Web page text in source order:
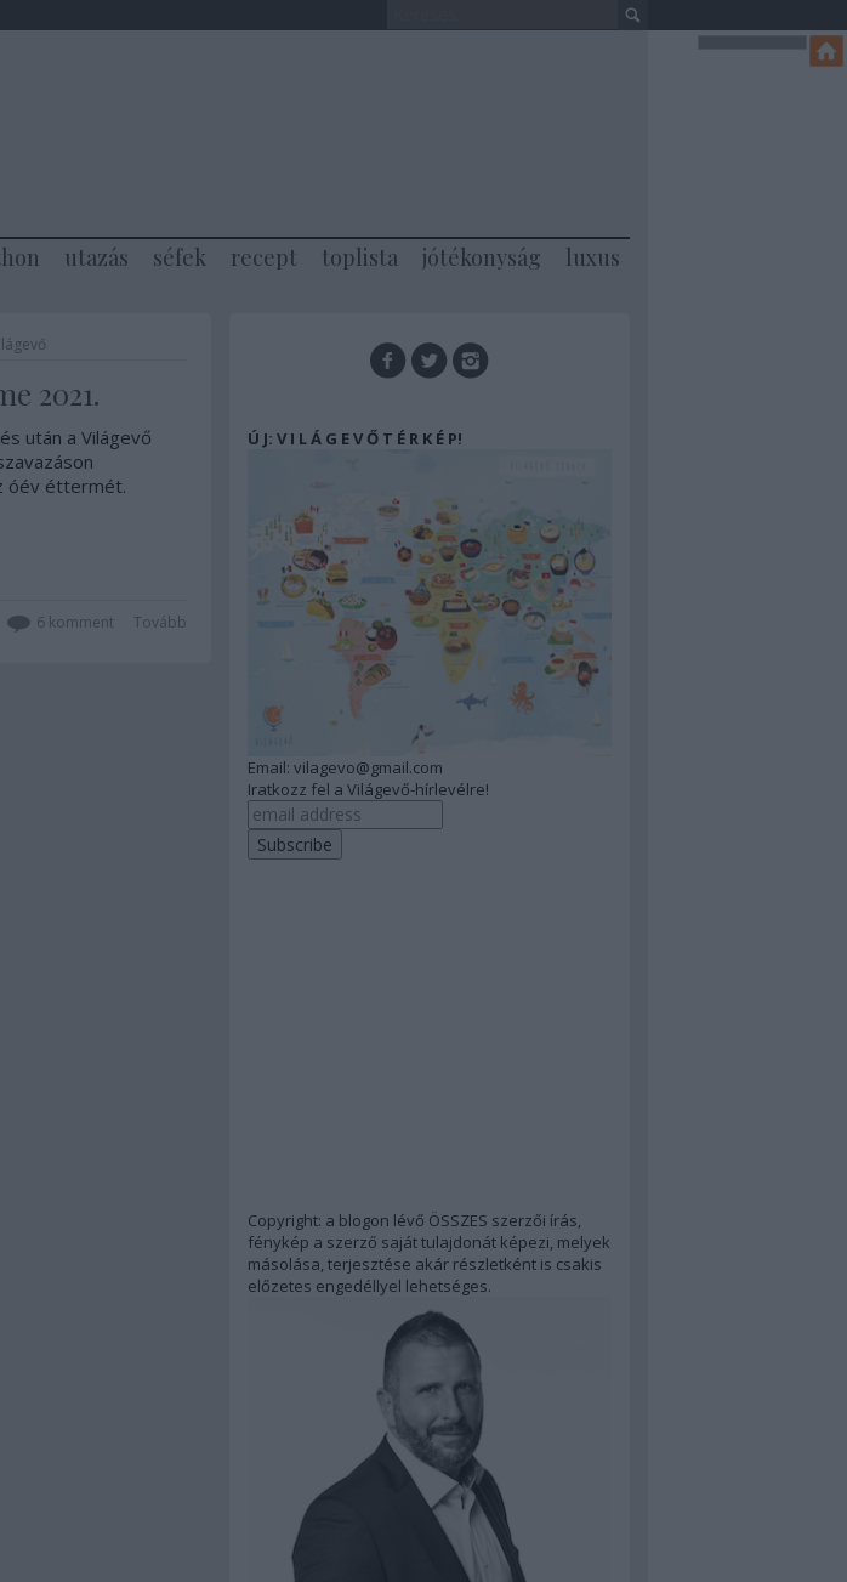
utazás séfek recept toplista jótékonyság luxus
2021.
után a Világevő
óév éttermét.
Tovább
6komment
Ú J: V I L Á G E V Ő T É R K É P!
Email: vilagevo@gmail.com
Iratkozz fel a Világevő-hírlevélre!
Copyright: a blogon lévő ÖSSZES szerzői írás,
fénykép a szerző saját tulajdonát képezi, melyek
másolása, terjesztése akár részletként is csakis
előzetes engedéllyel lehetséges.